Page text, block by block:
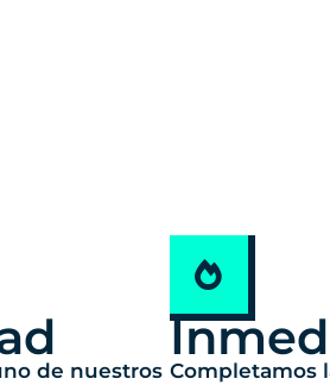
de nuestros Completamos